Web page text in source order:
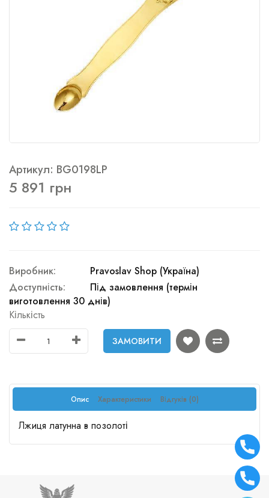
Артикул: BG0198LP
5 891 грн
Виробник:
Pravoslav Shop (Україна)
Доступність:
Під замовлення (термін
виготовлення 30 днів)
Кількість
ЗАМОВИТИ
Опис Характеристики Відгуків (0)
Лжиця латунна в позолоті